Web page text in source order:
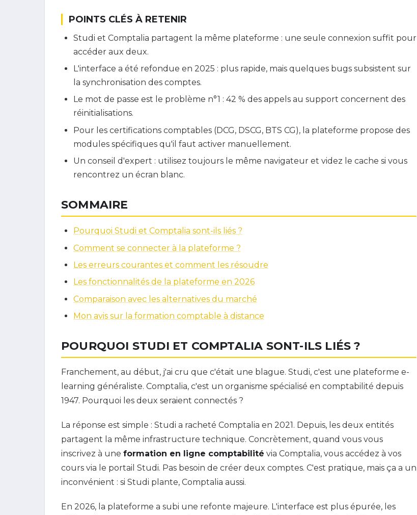
POINTS CLÉS À RETENIR
Studi et Comptalia partagent la même plateforme : une seule connexion suffit pour
accéder aux deux.
L'interface a été refondue en 2025 : plus rapide, mais quelques bugs subsistent sur
la synchronisation des comptes.
Le mot de passe est le problème n°1 : 42 % des appels au support concernent des
réinitialisations.
Pour les certifications comptables (DCG, DSCG, BTS CG), la plateforme propose des
modules spécifiques qu'il faut activer manuellement.
Un conseil d'expert : utilisez toujours le même navigateur et videz le cache si vous
rencontrez un écran blanc.
SOMMAIRE
Pourquoi Studi et Comptalia sont-ils liés ?
Comment se connecter à la plateforme ?
Les erreurs courantes et comment les résoudre
Les fonctionnalités de la plateforme en 2026
Comparaison avec les alternatives du marché
Mon avis sur la formation comptable à distance
POURQUOI STUDI ET COMPTALIA SONT-ILS LIÉS ?
Franchement, au début, j'ai cru que c'était une blague. Studi, c'est une plateforme e-
learning généraliste. Comptalia, c'est un organisme spécialisé en comptabilité depuis
1947. Pourquoi les deux seraient connectés ?
La réponse est simple : Studi a racheté Comptalia en 2021. Depuis, les deux entités
partagent la même infrastructure technique. Concrètement, quand vous vous
inscrivez à une formation en ligne comptabilité via Comptalia, vous accédez à vos
cours via le portail Studi. Pas besoin de créer deux comptes. C'est pratique, mais ça a un
inconvénient : si Studi plante, Comptalia aussi.
En 2026, la plateforme a subi une refonte majeure. L'interface est plus épurée, les